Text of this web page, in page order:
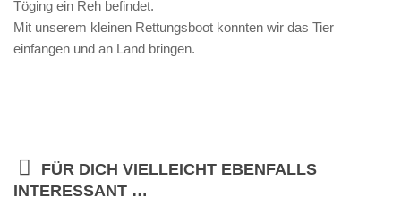
Töging ein Reh befindet.
Mit unserem kleinen Rettungsboot konnten wir das Tier
einfangen und an Land bringen.
FÜR DICH VIELLEICHT EBENFALLS
INTERESSANT …